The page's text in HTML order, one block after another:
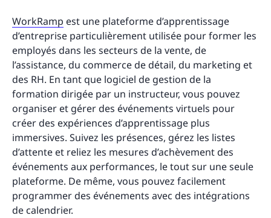
WorkRamp est une plateforme d’apprentissage
d’entreprise particulièrement utilisée pour former les
employés dans les secteurs de la vente, de
l’assistance, du commerce de détail, du marketing et
des RH. En tant que logiciel de gestion de la
formation dirigée par un instructeur, vous pouvez
organiser et gérer des événements virtuels pour
créer des expériences d’apprentissage plus
immersives. Suivez les présences, gérez les listes
d’attente et reliez les mesures d’achèvement des
événements aux performances, le tout sur une seule
plateforme. De même, vous pouvez facilement
programmer des événements avec des intégrations
de calendrier.